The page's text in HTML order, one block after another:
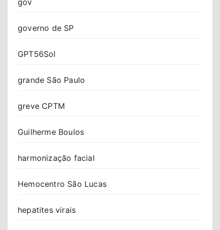
governo de SP
GPT56Sol
grande São Paulo
greve CPTM
Guilherme Boulos
harmonização facial
Hemocentro São Lucas
hepatites virais